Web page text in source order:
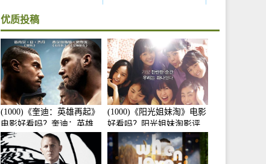
优质投稿
(1000)《奎迪：英雄再起》
电影好看吗？奎迪：英雄
再起影评及简介
(1000)《阳光姐妹淘》电影
好看吗？阳光姐妹淘影评
及简介